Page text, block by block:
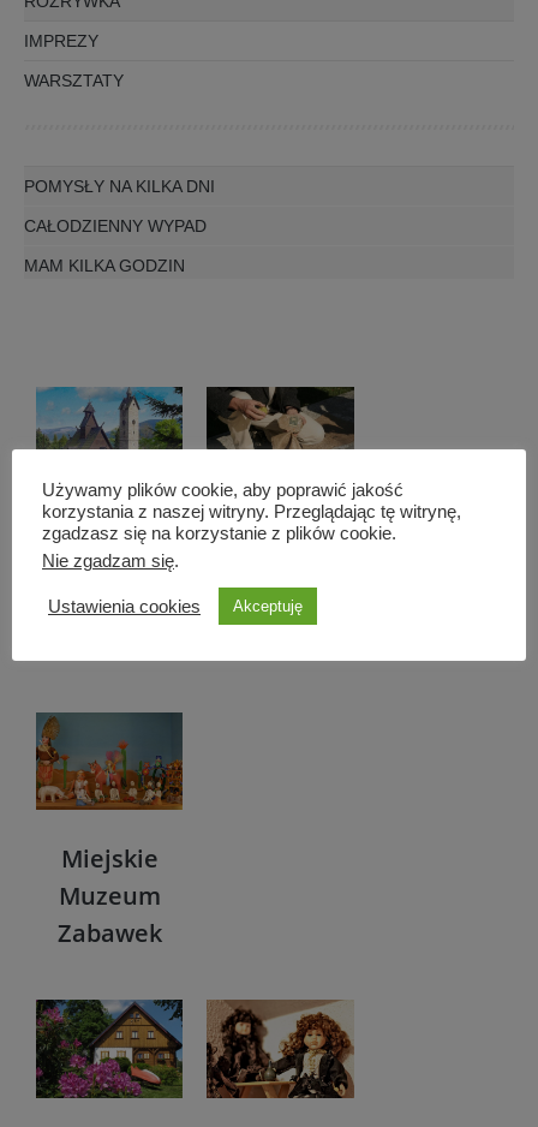
IMPREZY
WARSZTATY
POMYSŁY NA KILKA DNI
CAŁODZIENNY WYPAD
MAM KILKA GODZIN
Świątynia
Wang
Ślad
himalaistów
Miejskie
Muzeum
Zabawek
Używamy plików cookie, aby poprawić jakość
korzystania z naszej witryny. Przeglądając tę witrynę,
zgadzasz się na korzystanie z plików cookie.
Nie zgadzam się.
Ustawienia cookies Akceptuję